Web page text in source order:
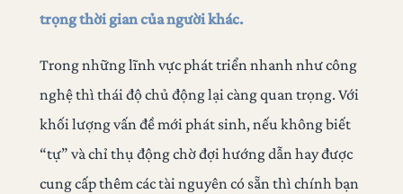
trọng thời gian của người khác.
Trong những lĩnh vực phát triển nhanh như công
nghệ thì thái độ chủ động lại càng quan trọng. Với
khối lượng vấn đề mới phát sinh, nếu không biết
“tự” và chỉ thụ động chờ đợi hướng dẫn hay được
cung cấp thêm các tài nguyên có sẵn thì chính bạn